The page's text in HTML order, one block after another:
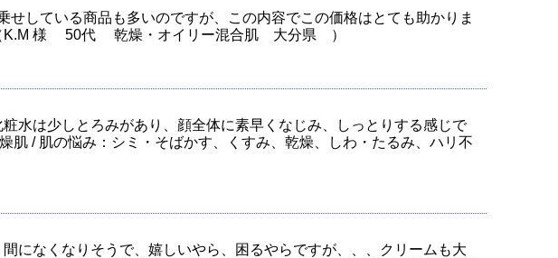
している商品も多いのですが、この内容でこの価格はとても助かりま
（K.M 様 50代 乾燥・オイリー混合肌 大分県 ）
水は少しとろみがあり、顔全体に素早くなじみ、しっとりする感じで
/ 肌の悩み：シミ・そばかす、くすみ、乾燥、しわ・たるみ、ハリ不
になくなりそうで、嬉しいやら、困るやらですが、、、クリームも大